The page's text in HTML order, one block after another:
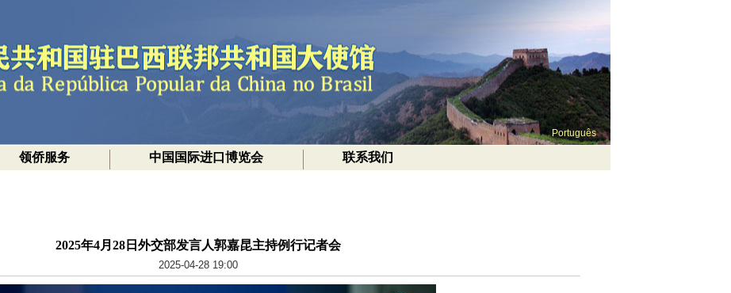
Português
领侨服务 中国国际进口博览会 联系我们
2025年4月28日外交部发言人郭嘉昆主持例行记者会
2025-04-28 19:00